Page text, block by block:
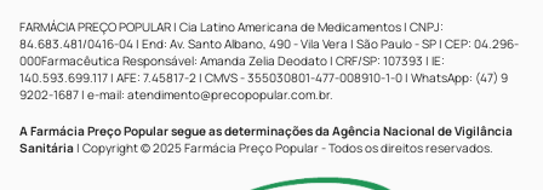
FARMÁCIA PREÇO POPULAR | Cia Latino Americana de Medicamentos | CNPJ:
84.683.481/0416-04 | End: Av. Santo Albano, 490 - Vila Vera | São Paulo - SP | CEP: 04.296-
000Farmacêutica Responsável: Amanda Zelia Deodato | CRF/SP: 107393 | IE:
140.593.699.117 | AFE: 7.45817-2 | CMVS - 355030801-477-008910-1-0 | WhatsApp: (47) 9
9202-1687 | e-mail: atendimento@precopopular.com.br.
A Farmácia Preço Popular segue as determinações da Agência Nacional de Vigilância
Sanitária | Copyright © 2025 Farmácia Preço Popular - Todos os direitos reservados.